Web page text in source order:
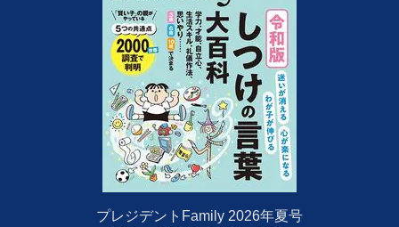
プレジデントFamily 2026年夏号